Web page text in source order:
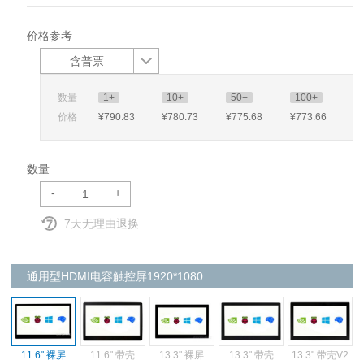
价格参考
含普票
数量 1+ 10+ 50+
100+
价格
¥790.83 ¥780.73 ¥775.68 ¥773.66
数量
-
+
7天无理由退换
通用型HDMI电容触控屏1920*1080
11.6" 裸屏 11.6" 带壳 13.3" 裸屏 13.3" 带壳 13.3" 带壳V2